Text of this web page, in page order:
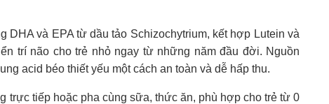
và EPA từ dầu tảo Schizochytrium, kết hợp Lutein và
trí não cho trẻ nhỏ ngay từ những năm đầu đời. Nguồn
acid béo thiết yếu một cách an toàn và dễ hấp thu.
trực tiếp hoặc pha cùng sữa, thức ăn, phù hợp cho trẻ từ 0